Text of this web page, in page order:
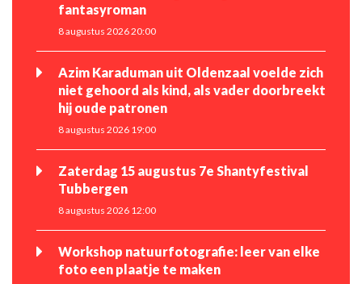
fantasyroman
8 augustus 2026 20:00
Azim Karaduman uit Oldenzaal voelde zich
niet gehoord als kind, als vader doorbreekt
hij oude patronen
8 augustus 2026 19:00
Zaterdag 15 augustus 7e Shantyfestival
Tubbergen
8 augustus 2026 12:00
Workshop natuurfotografie: leer van elke
foto een plaatje te maken